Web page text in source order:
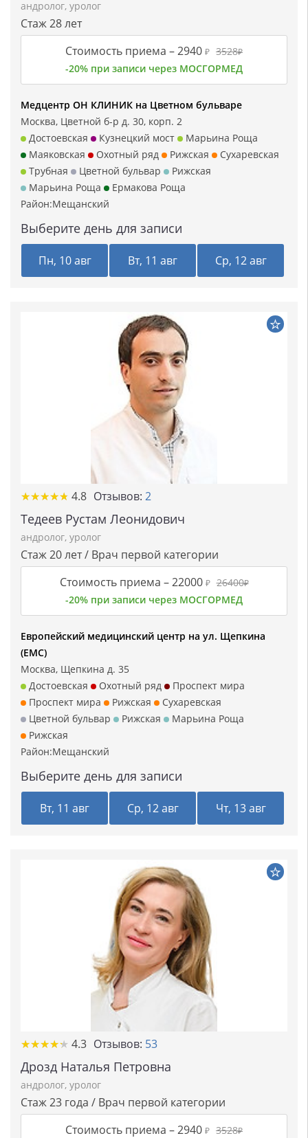
андролог, уролог
Стаж 28 лет
Стоимость приема –2940 ₽ 3528₽
-20% при записи через МОСГОРМЕД
Медцентр ОН КЛИНИК на Цветном бульваре
Москва, Цветной б-р д. 30, корп. 2
Достоевская
Кузнецкий мост
Марьина Роща
Маяковская
Охотный ряд Рижская
Сухаревская
Трубная
Цветной бульвар
Рижская
Марьина Роща
Ермакова Роща
Район:Мещанский
Выберите день для записи
Пн, 10 авг Вт, 11 авг Ср, 12 авг
★★★★★
★★★★★ 4.8 Отзывов: 2
Тедеев Рустам Леонидович
андролог, уролог
Стаж 20 лет / Врач первой категории
Стоимость приема –22000 ₽ 26400₽
-20% при записи через МОСГОРМЕД
Европейский медицинский центр на ул. Щепкина
(ЕМС)
Москва, Щепкина д. 35
Достоевская
Охотный ряд
Проспект мира
Проспект мира
Рижская
Сухаревская
Цветной бульвар
Рижская
Марьина Роща
Рижская
Район:Мещанский
Выберите день для записи
Вт, 11 авг Ср, 12 авг Чт, 13 авг
★★★★★
★★★★★ 4.3 Отзывов: 53
Дрозд Наталья Петровна
андролог, уролог
Стаж 23 года / Врач первой категории
Стоимость приема –2940 ₽ 3528₽